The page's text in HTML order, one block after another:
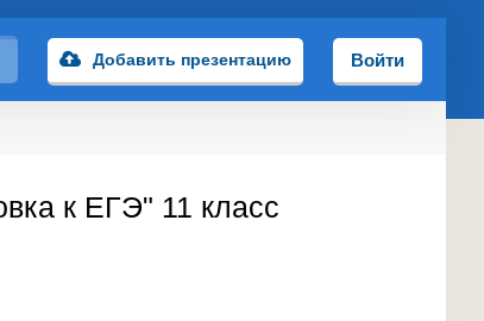
Добавить презентацию Войти
к ЕГЭ" 11 класс